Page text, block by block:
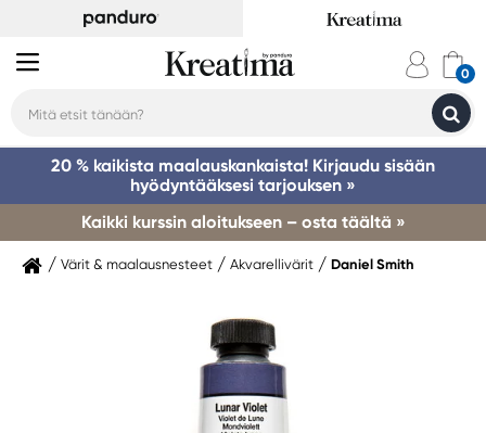
20 % kaikista maalauskankaista! Kirjaudu sisään
hyödyntääksesi tarjouksen »
Kaikki kurssin aloitukseen – osta täältä »
Värit & maalausnesteet Akvarellivärit Daniel Smith